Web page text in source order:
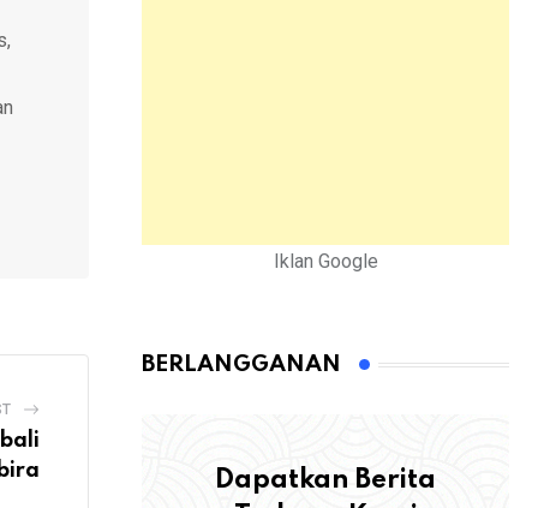
Iklan Google
BERLANGGANAN
Dapatkan Berita